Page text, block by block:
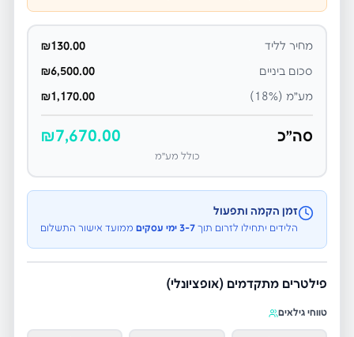
מחיר לליד ₪130.00
סכום ביניים ₪6,500.00
מע״מ (18%) ₪1,170.00
סה״כ ₪7,670.00
כולל מע״מ
זמן הקמה ותפעול
הלידים יתחילו לזרום תוך 3-7 ימי עסקים ממועד אישור התשלום
פילטרים מתקדמים (אופציונלי)
טווחי גילאים